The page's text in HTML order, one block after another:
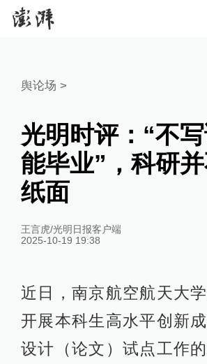
舆论场 >
光明时评：“不
能毕业”，科研
纸面
王言虎/光明日报客户端
2025-10-19 19:38
近日，南京航空航天大
开展本科生高水平创新
设计（论文）试点工作